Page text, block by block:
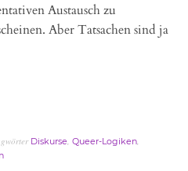
Austausch zu
Aber Tatsachen sind ja
Diskurse Queer-Logiken